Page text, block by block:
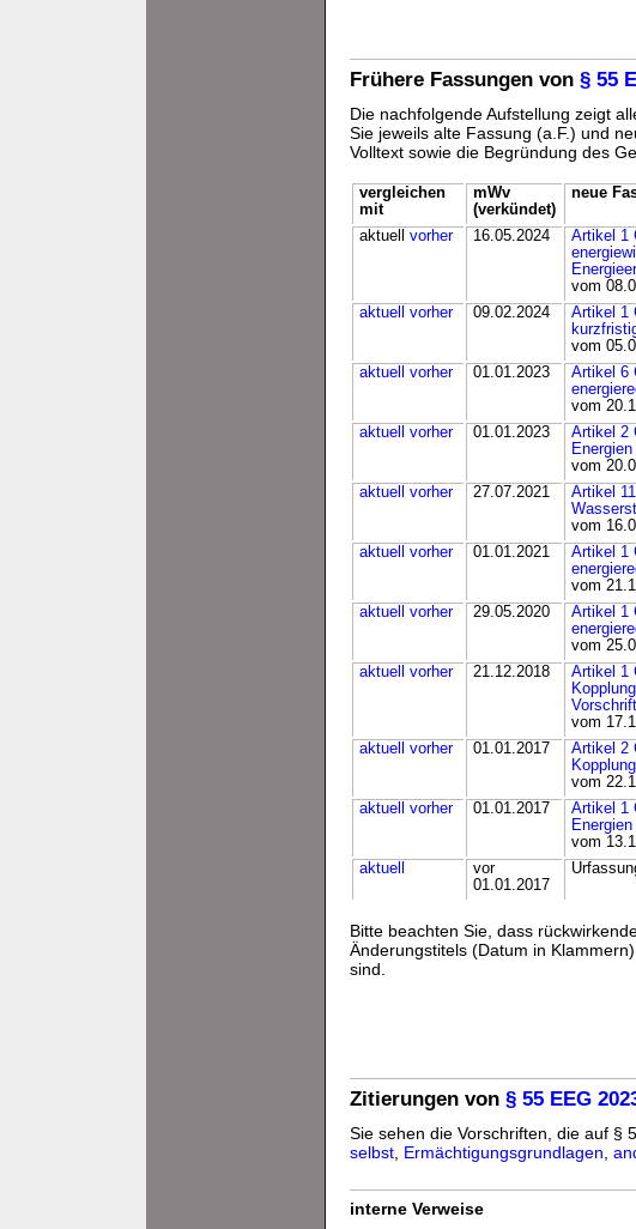
Frühere Fassungen von § 55
Die nachfolgende Aufstellung zeigt
Sie jeweils alte Fassung (a.F.) und
Volltext sowie die Begründung des
vergleichen
mit
mWv
(verkündet)
neue
aktuell vorher 16.05.2024
Artikel 1
vom
aktuell
vorher 09.02.2024
Artikel 1
vom
aktuell
vorher 01.01.2023
Artikel 6
vom
aktuell
vorher 01.01.2023
Artikel 2
vom
aktuell
vorher 27.07.2021
Artikel
vom
aktuell
vorher 01.01.2021
Artikel 1
vom
aktuell
vorher 29.05.2020
Artikel 1
vom
aktuell
vorher 21.12.2018
Artikel 1
vom
aktuell
vorher 01.01.2017
Artikel 2
vom
aktuell
vorher 01.01.2017
Artikel 1
vom
aktuell
vor
01.01.2017
Bitte beachten Sie, dass
Änderungstitels (Datum in
sind.
Zitierungen von § 55 EEG
Sie sehen die Vorschriften, die auf §
selbst Ermächtigungsgrundlagen
interne Verweise